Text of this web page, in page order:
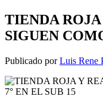
TIENDA
SIGUEN
Publicado porLuis Rene